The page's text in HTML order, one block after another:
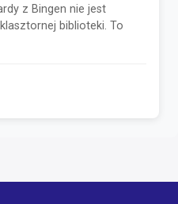
z Bingen nie jest
biblioteki. To